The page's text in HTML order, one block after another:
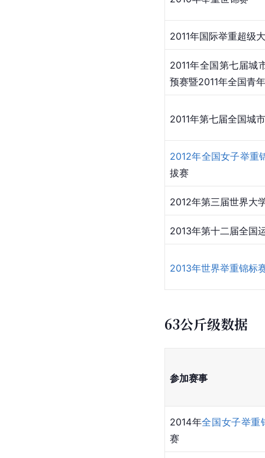
2011年国际举重超级
2011年全国第七届城
预赛暨2011年全国青
2011年第七届全国城
2012年全国女子举重
拔赛
2012年第三届世界大
2013年第十二届全国
2013年世界举重锦标
63公斤级数据
参加赛事
2014年全国女子举重
赛